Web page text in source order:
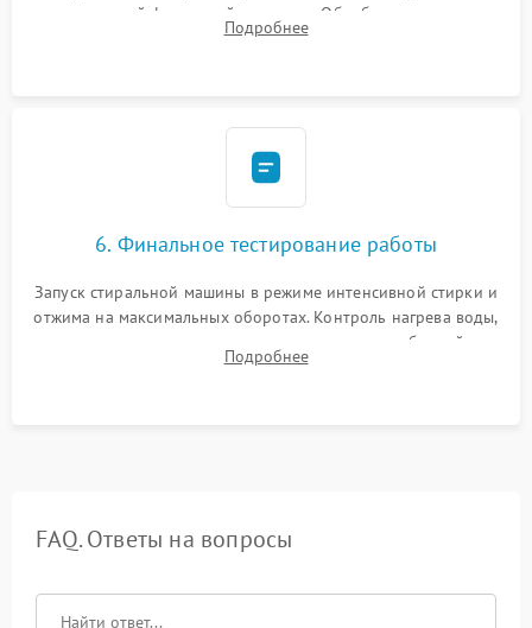
надежной фиксацией хомутами. Обработка стыков
герметиком для предотвращения возможных протечек воды.
Подробнее
6. Финальное тестирование работы
Запуск стиральной машины в режиме интенсивной стирки и
отжима на максимальных оборотах. Контроль нагрева воды,
корректности слива, отсутствия излишних вибраций,
посторонних стуков и протечек под корпусом.
Подробнее
FAQ. Ответы на вопросы